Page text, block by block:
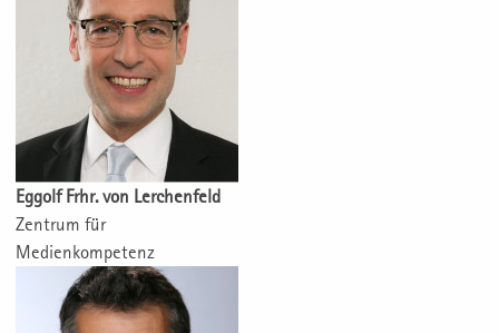
Eggolf Frhr. von Lerchenfeld
Zentrum für
Medienkompetenz